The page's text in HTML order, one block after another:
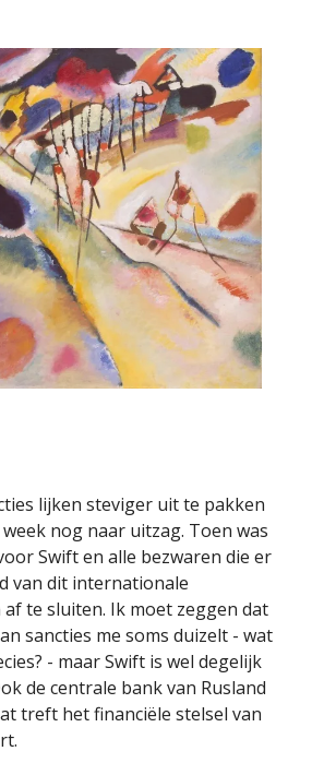
lijken steviger uit te pakken
nog naar uitzag. Toen was
Swift en alle bezwaren die er
van dit internationale
te sluiten. Ik moet zeggen dat
sancties me soms duizelt - wat
- maar Swift is wel degelijk
de centrale bank van Rusland
treft het financiële stelsel van